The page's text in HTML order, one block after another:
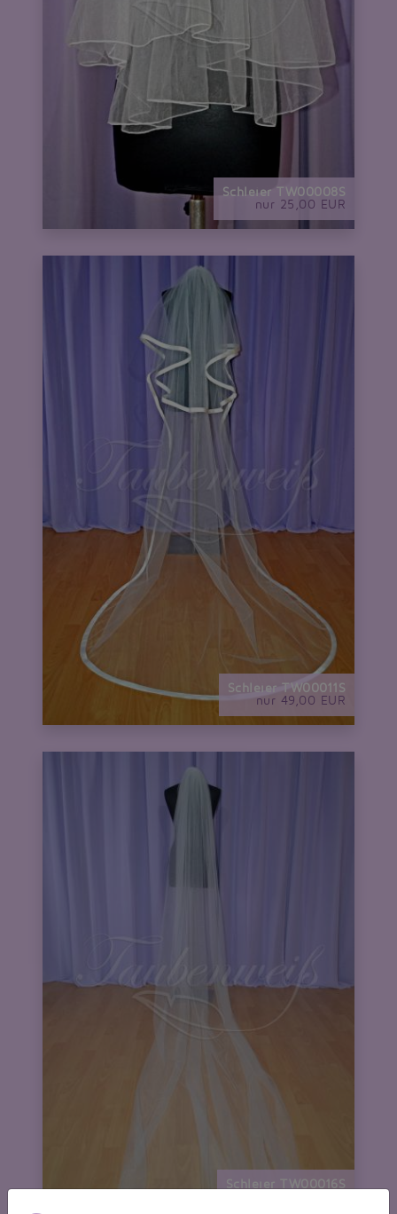
Schleier TW00008S
nur 25,00 EUR
Schleier TW00011S
nur 49,00 EUR
Schleier TW00016S